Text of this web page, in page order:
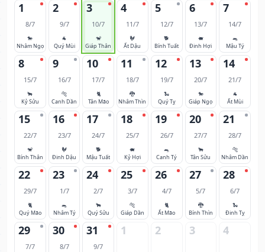
1
8/7
🐎
Nhâm Ngọ
2
9/7
🐐
Quý Mùi
3
10/7
🐒
Giáp Thân
4
11/7
🐓
Ất Dậu
5
12/7
🐕
Bính Tuất
6
13/7
🐖
Đinh Hợi
7
14/7
🐀
Mậu Tý
8
15/7
🐂
Kỷ Sửu
9
16/7
🐅
Canh Dần
10
17/7
🐈
Tân Mão
11
18/7
🐉
Nhâm Thìn
12
19/7
🐍
Quý Tỵ
13
20/7
🐎
Giáp Ngọ
14
21/7
🐐
Ất Mùi
15
22/7
🐒
Bính Thân
16
23/7
🐓
Đinh Dậu
17
24/7
🐕
Mậu Tuất
18
25/7
🐖
Kỷ Hợi
19
26/7
🐀
Canh Tý
20
27/7
🐂
Tân Sửu
21
28/7
🐅
Nhâm Dần
22
29/7
🐈
Quý Mão
23
1/7
🐀
Nhâm Tý
24
2/7
🐂
Quý Sửu
25
3/7
🐅
Giáp Dần
26
4/7
🐈
Ất Mão
27
5/7
🐉
Bính Thìn
28
6/7
🐍
Đinh Tỵ
29
7/7
30
8/7
31
9/7
1 2 3 4